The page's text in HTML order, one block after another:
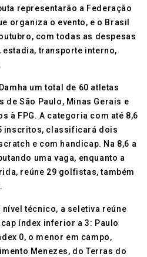
representarão a Federação
organiza o evento, e o Brasil
com todas as despesas
estadia, transporte interno,
um total de 60 atletas
de São Paulo, Minas Gerais e
à FPG. A categoria com até 8,6
inscritos, classificará dois
e com handicap. Na 8,6 a
uma vaga, enquanto a
reúne 29 golfistas, também
nível técnico, a seletiva reúne
índex inferior a 3: Paulo
0, o menor em campo,
Menezes, do Terras do